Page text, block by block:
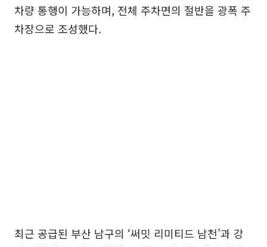
차량 통행이 가능하며, 전체 주차면의 절반을 광폭 주
차장으로 조성했다.
최근 공급된 부산 남구의 ‘써밋 리미티드 남천’과 강